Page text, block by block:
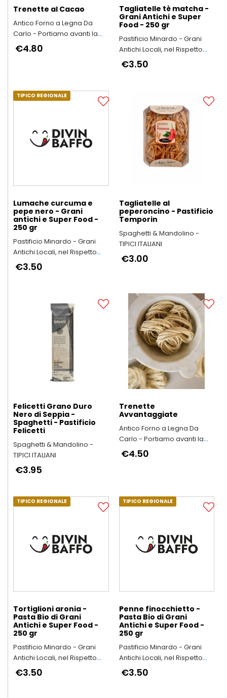
Trenette al Cacao
Antico Forno a Legna Da
Carlo - Portiamo avanti la
qualità e il buon gusto di
“una volta"
€4.80
Tagliatelle tè matcha -
Grani Antichi e Super
Food - 250 gr
Pastificio Minardo - Grani
Antichi Locali, nel Rispetto
dell’Ambiente e della Salute
delle Persone
€3.50
TIPICO REGIONALE
Lumache curcuma e
pepe nero - Grani
antichi e Super Food -
250 gr
Pastificio Minardo - Grani
Antichi Locali, nel Rispetto
dell’Ambiente e della Salute
delle Persone
€3.50
Tagliatelle al
peperoncino - Pastificio
Temporin
Spaghetti & Mandolino -
TIPICI ITALIANI
€3.00
Felicetti Grano Duro
Nero di Seppia -
Spaghetti - Pastificio
Felicetti
Spaghetti & Mandolino -
TIPICI ITALIANI
€3.95
Trenette
Avvantaggiate
Antico Forno a Legna Da
Carlo - Portiamo avanti la
qualità e il buon gusto di
“una volta"
€4.50
TIPICO REGIONALE
Tortiglioni aronia -
Pasta Bio di Grani
Antichi e Super Food -
250 gr
Pastificio Minardo - Grani
Antichi Locali, nel Rispetto
dell’Ambiente e della Salute
delle Persone
€3.50
TIPICO REGIONALE
Penne finocchietto -
Pasta Bio di Grani
Antichi e Super Food -
250 gr
Pastificio Minardo - Grani
Antichi Locali, nel Rispetto
dell’Ambiente e della Salute
delle Persone
€3.50